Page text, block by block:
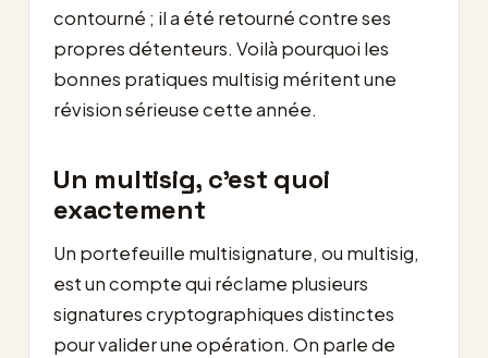
contourné ; il a été retourné contre ses
propres détenteurs. Voilà pourquoi les
bonnes pratiques multisig méritent une
révision sérieuse cette année.
Un multisig, c’est quoi
exactement
Un portefeuille multisignature, ou multisig,
est un compte qui réclame plusieurs
signatures cryptographiques distinctes
pour valider une opération. On parle de